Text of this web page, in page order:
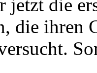
die
die ihren